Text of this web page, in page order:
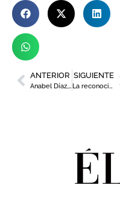
ANTERIOR
Anabel Díaz, vicepresidenta de Uber, analiza el futuro de la movilidad y el transporte en los Desayunos de Murcia Diario
SIGUIENTE
La reconocida pianista Zee Zee y el director Pablo González se suman a la Sinfónica regional en dos conciertos en el Víctor Villegas y El Batel